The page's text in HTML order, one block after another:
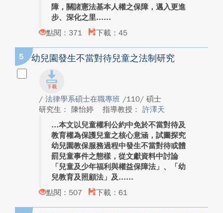
障，關諸憲法基本人權之保障，邁入更進
步、深化之里...
點閱：371
下載：45
5 幼兒園發生不當對待兒童之法制研究
/ 法律學系碩士在職專班 /110/ 碩士
研究生： 陳怡婷
指導教授： 許澤天
本文以兒童權利公約中免於不當對待及
教育權為保護兒童之核心意涵，試圖探究
幼兒園教保服務過程中發生不當對待或體
罰兒童事件之態樣，從文獻資料中討論
「兒童及少年福利與權益保障法」、「幼
兒教育及照顧法」及...
點閱：507
下載：61